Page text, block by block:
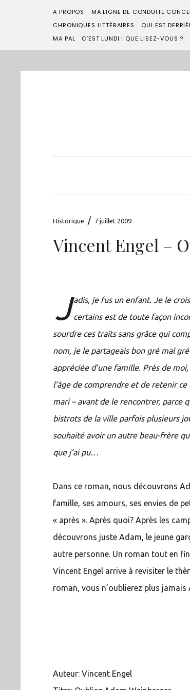
A PROPOS
MA LIGNE DE CONDUITE
CHRONIQUES LITTÉRAIRES
QUI EST
MA PAL
C’EST LUNDI ! QUE LISEZ-VOUS ?
Historique / 7 juillet 2009
Vincent Engel –
J adis, je fus un enfant. Je le
certains est de toute façon
sourdre ces traits sans grâce qui
nom, je le partageais bon gré mal
appréciée d’une famille. Près de
l’âge de comprendre et de retenir
mari – avant de le rencontrer, parce
bistrots de la ville parfois plusieurs
souhaité avoir un autre beau-frère
que j’ai pu…
Dans ce roman, nous découvrons
famille, ses amours, ses envies de
« après ». Après quoi? Après les
découvrons juste Adam, le jeune
autre personne. Un roman tout en
Vincent Engel arrive à revisiter le
roman, vous n’oublierez plus
Auteur: Vincent Engel